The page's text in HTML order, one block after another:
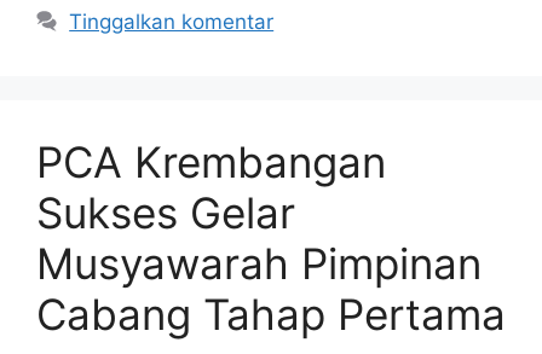
Tinggalkan komentar
PCA Krembangan
Sukses Gelar
Musyawarah Pimpinan
Cabang Tahap Pertama